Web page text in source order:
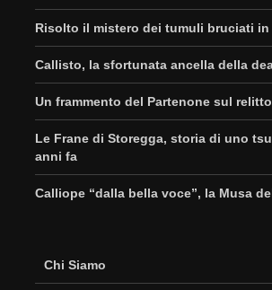
Risolto il mistero dei tumuli bruciati in
Callisto, la sfortunata ancella della
Un frammento del Partenone sul
Le Frane di Storegga, storia di uno
anni fa
Calliope “dalla bella voce”, la Musa
Chi Siamo